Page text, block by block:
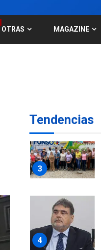
OTRAS MAGAZINE
Tendencias
3
4